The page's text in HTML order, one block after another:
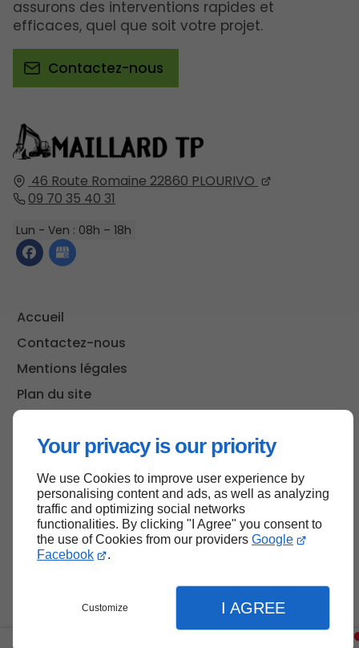
Your privacy is our priority
We use Cookies to improve user experience by
personalising content and ads, as well as analyzing
traffic and optimizing social networks
functionalities. By clicking "I Agree" you consent to
the use of Cookies from our providers Google
Facebook
.
Customize I AGREE
46 Route Romaine 22860 PLOURIVO
09 70 35 40 31
Lun - Ven : 08h – 18h
Accueil
Contactez-nous
Mentions légales
Plan du site
assurons des interventions rapides et
efficaces, quel que soit votre projet.
Contactez-nous